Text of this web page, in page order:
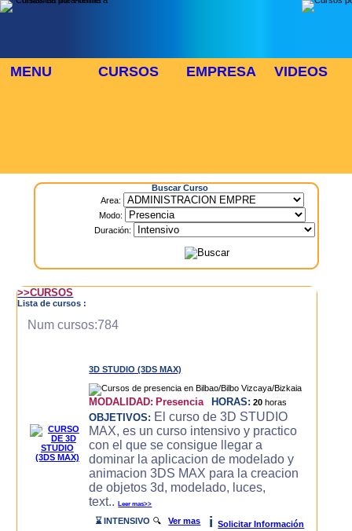
MENU CURSOS EMPRESA VIDEOS
Buscar Curso
Area:
Modo:
Duración:
>>CURSOS
Lista de cursos :
Num cursos:784
3D STUDIO (3DS MAX)
MODALIDAD: Presencia HORAS: 20 horas
OBJETIVOS: El curso de 3D STUDIO
MAX, es un curso intensivo y practico
con el que se consigue llegar a
dominar la aplicacion de modelado y
animacion 3DS MAX para la creacion
de objetos 3d, modelado, luces,
text..Leer mas>>
⌛ INTENSIVO 🔍Ver mas i Solicitar Información